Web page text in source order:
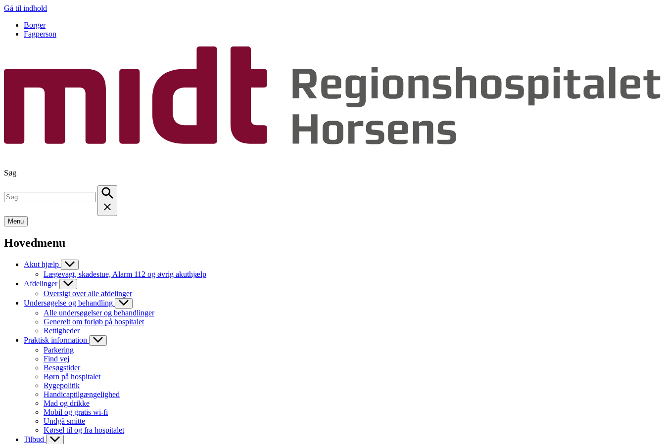
Gå til indhold
Borger
Fagperson
Søg
Menu
Hovedmenu
Akut hjælp
Lægevagt, skadestue, Alarm 112 og øvrig akuthjælp
Afdelinger
Oversigt over alle afdelinger
Undersøgelse og behandling
Alle undersøgelser og behandlinger
Generelt om forløb på hospitalet
Rettigheder
Praktisk information
Parkering
Find vej
Besøgstider
Børn på hospitalet
Rygepolitik
Handicaptilgængelighed
Mad og drikke
Mobil og gratis wi-fi
Undgå smitte
Kørsel til og fra hospitalet
Tilbud